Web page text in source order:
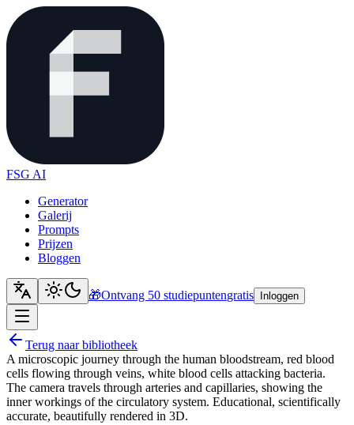
FSG AI
Generator
Galerij
Prompts
Prijzen
Bloggen
🎁Ontvang 50 studiepuntengratis Inloggen
Terug naar bibliotheek
A microscopic journey through the human bloodstream, red blood
cells flowing through veins, white blood cells attacking bacteria.
The camera travels through arteries and capillaries, showing the
inner workings of the circulatory system. Educational, scientifically
accurate, beautifully rendered in 3D.